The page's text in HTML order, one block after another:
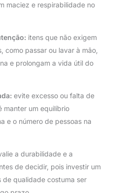
maciez e respirabilidade no
itens que não exigem
como passar ou lavar à mão,
e prolongam a vida útil do
evite excesso ou falta de
um equilíbrio
e o número de pessoas na
a durabilidade e a
de decidir, pois investir um
de qualidade costuma ser